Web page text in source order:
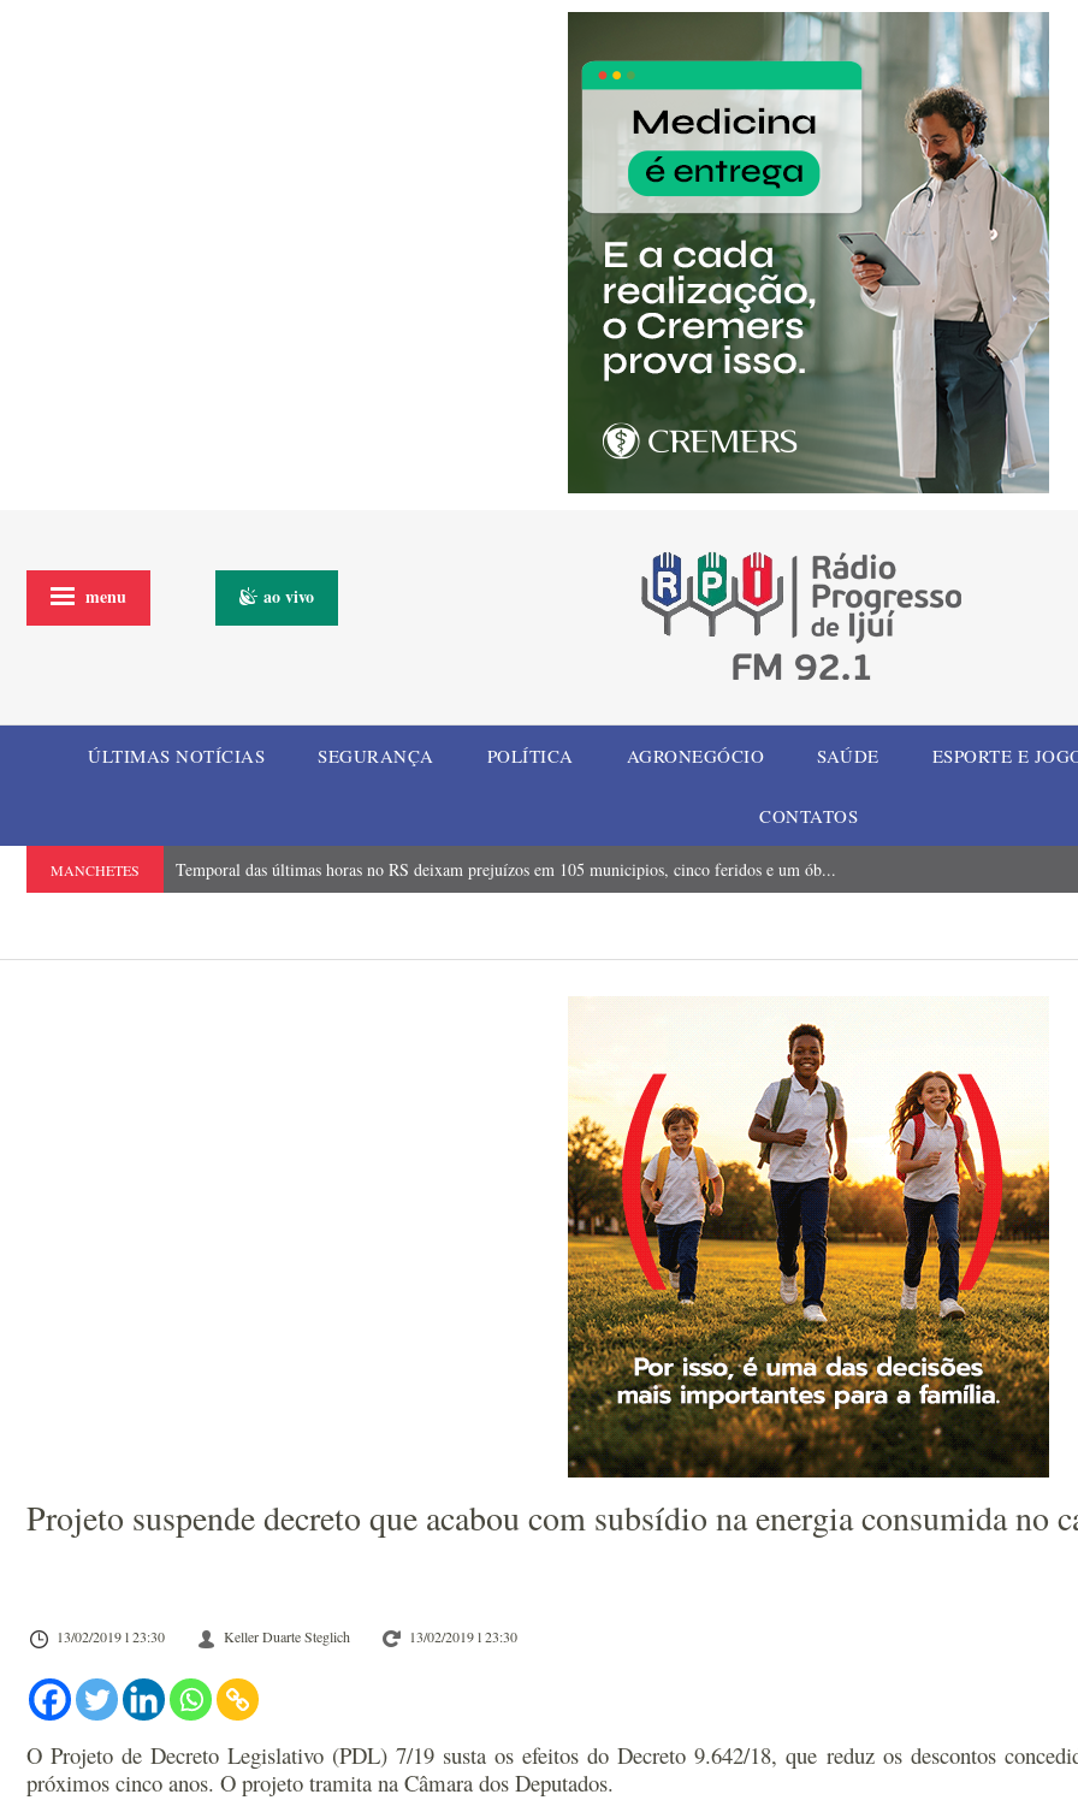
menu ao vivo
ÚLTIMAS NOTÍCIAS SEGURANÇA POLÍTICA AGRONEGÓCIO SAÚDE ESPORTE E
CONTATOS
MANCHETES Temporal das últimas horas no RS deixam prejuízos em 105 municipios, cinco feridos e um ób...
Projeto suspende decreto que acabou com subsídio na energia consumida no
13/02/2019 l 23:30 Keller Duarte Steglich 13/02/2019 l 23:30
O Projeto de Decreto Legislativo (PDL) 7/19 susta os efeitos do Decreto 9.642/18, que reduz os descontos
próximos cinco anos. O projeto tramita na Câmara dos Deputados.